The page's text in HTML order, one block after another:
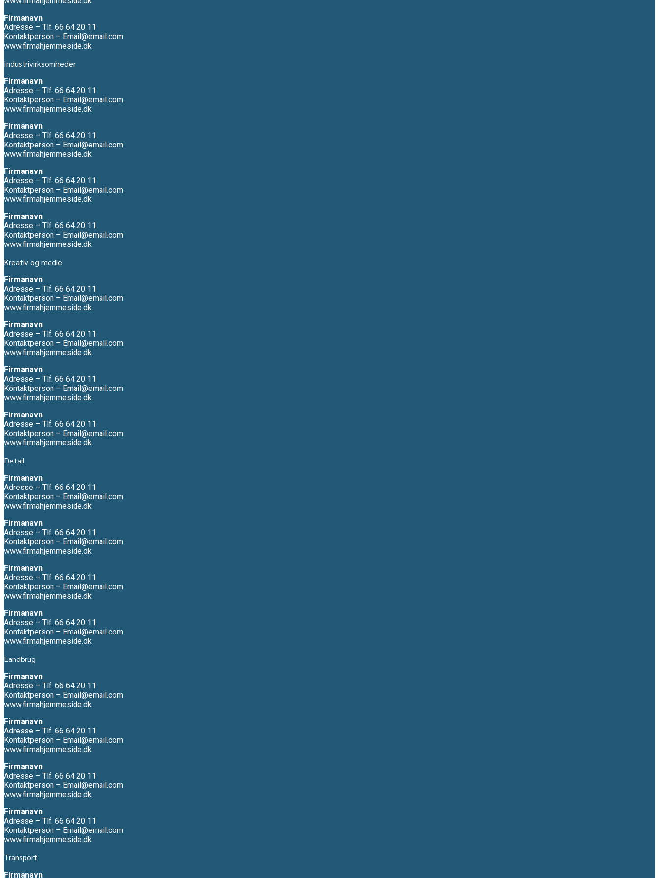
Firmanavn
Adresse – Tlf. 66 64 20 11
Kontaktperson – Email@email.com
www.firmahjemmeside.dk
Industrivirksomheder
Firmanavn
Adresse – Tlf. 66 64 20 11
Kontaktperson – Email@email.com
www.firmahjemmeside.dk
Firmanavn
Adresse – Tlf. 66 64 20 11
Kontaktperson – Email@email.com
www.firmahjemmeside.dk
Firmanavn
Adresse – Tlf. 66 64 20 11
Kontaktperson – Email@email.com
www.firmahjemmeside.dk
Firmanavn
Adresse – Tlf. 66 64 20 11
Kontaktperson – Email@email.com
www.firmahjemmeside.dk
Kreativ og medie
Firmanavn
Adresse – Tlf. 66 64 20 11
Kontaktperson – Email@email.com
www.firmahjemmeside.dk
Firmanavn
Adresse – Tlf. 66 64 20 11
Kontaktperson – Email@email.com
www.firmahjemmeside.dk
Firmanavn
Adresse – Tlf. 66 64 20 11
Kontaktperson – Email@email.com
www.firmahjemmeside.dk
Firmanavn
Adresse – Tlf. 66 64 20 11
Kontaktperson – Email@email.com
www.firmahjemmeside.dk
Detail
Firmanavn
Adresse – Tlf. 66 64 20 11
Kontaktperson – Email@email.com
www.firmahjemmeside.dk
Firmanavn
Adresse – Tlf. 66 64 20 11
Kontaktperson – Email@email.com
www.firmahjemmeside.dk
Firmanavn
Adresse – Tlf. 66 64 20 11
Kontaktperson – Email@email.com
www.firmahjemmeside.dk
Firmanavn
Adresse – Tlf. 66 64 20 11
Kontaktperson – Email@email.com
www.firmahjemmeside.dk
Landbrug
Firmanavn
Adresse – Tlf. 66 64 20 11
Kontaktperson – Email@email.com
www.firmahjemmeside.dk
Firmanavn
Adresse – Tlf. 66 64 20 11
Kontaktperson – Email@email.com
www.firmahjemmeside.dk
Firmanavn
Adresse – Tlf. 66 64 20 11
Kontaktperson – Email@email.com
www.firmahjemmeside.dk
Firmanavn
Adresse – Tlf. 66 64 20 11
Kontaktperson – Email@email.com
www.firmahjemmeside.dk
Transport
Firmanavn